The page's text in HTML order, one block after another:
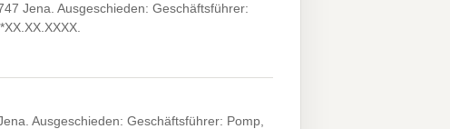
Jena. Ausgeschieden: Geschäftsführer:
Ausgeschieden: Geschäftsführer: Pomp,